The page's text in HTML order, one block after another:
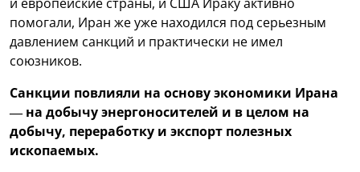
помогали, Иран же уже находился под серьезным
давлением санкций и практически не имел
союзников.
Санкции повлияли на основу экономики Ирана
— на добычу энергоносителей и в целом на
добычу, переработку и экспорт полезных
ископаемых.